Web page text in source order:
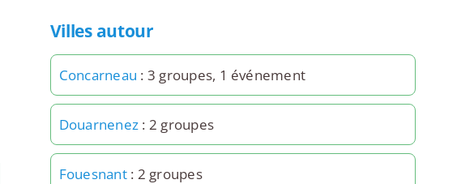
Villes autour
Concarneau : 3 groupes, 1 événement
Douarnenez : 2 groupes
Fouesnant: 2 groupes